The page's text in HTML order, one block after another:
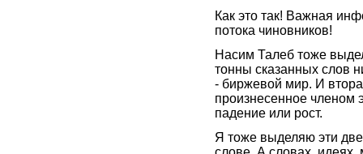
Как это так! Важная
потока чиновников!
Насим Талеб тоже
тонны сказанных слов
- биржевой мир. И
произнесенное членом
падение или рост.
Я тоже выделяю эти